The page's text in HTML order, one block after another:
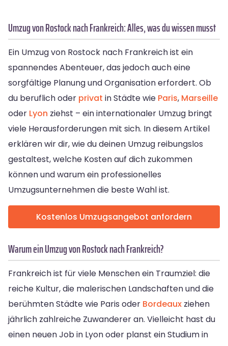
Umzug von Rostock nach Frankreich: Alles, was du wissen musst
Ein Umzug von Rostock nach Frankreich ist ein
spannendes Abenteuer, das jedoch auch eine
sorgfältige Planung und Organisation erfordert. Ob
du beruflich oder privat in Städte wie Paris, Marseille
oder Lyon ziehst – ein internationaler Umzug bringt
viele Herausforderungen mit sich. In diesem Artikel
erklären wir dir, wie du deinen Umzug reibungslos
gestaltest, welche Kosten auf dich zukommen
können und warum ein professionelles
Umzugsunternehmen die beste Wahl ist.
Kostenlos Umzugsangebot anfordern
Warum ein Umzug von Rostock nach Frankreich?
Frankreich ist für viele Menschen ein Traumziel: die
reiche Kultur, die malerischen Landschaften und die
berühmten Städte wie Paris oder Bordeaux ziehen
jährlich zahlreiche Zuwanderer an. Vielleicht hast du
einen neuen Job in Lyon oder planst ein Studium in